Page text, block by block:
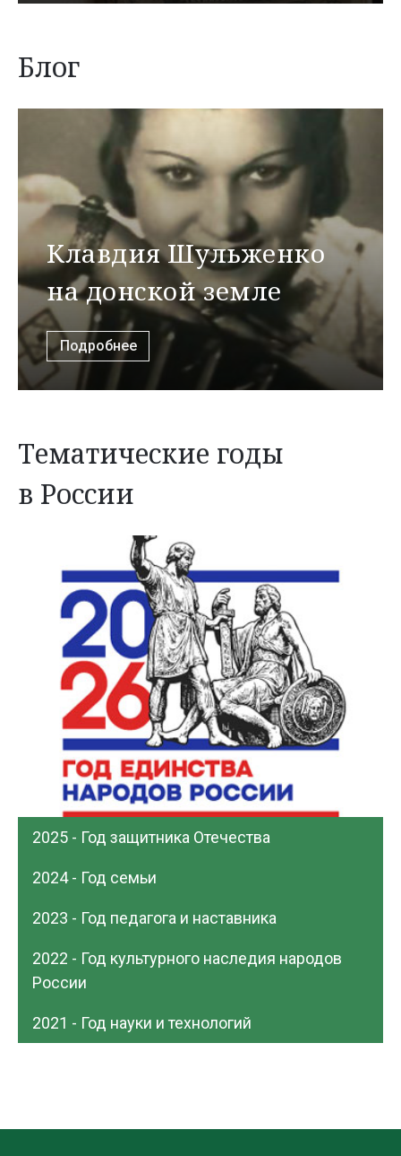
Блог
Клавдия Шульженко
на донской земле
Подробнее
Тематические годы
в России
2025 - Год защитника Отечества
2024 - Год семьи
2023 - Год педагога и наставника
2022 - Год культурного наследия народов
России
2021 - Год науки и технологий